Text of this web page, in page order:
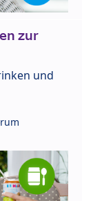
zur
und